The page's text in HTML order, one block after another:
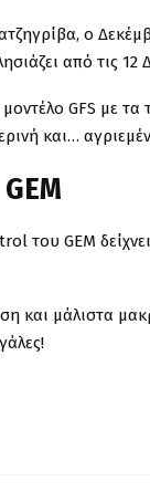
ο
από τις 12
GFS με
και…
του GEM
και μάλιστα